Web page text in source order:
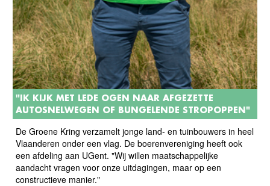
"IK KIJK MET LEDE OGEN NAAR AFGEZETTE
AUTOSNELWEGEN OF BUNGELENDE STROPOPPEN"
De Groene Kring verzamelt jonge land- en tuinbouwers in heel
Vlaanderen onder een vlag. De boerenvereniging heeft ook
een afdeling aan UGent. "Wij willen maatschappelijke
aandacht vragen voor onze uitdagingen, maar op een
constructieve manier."